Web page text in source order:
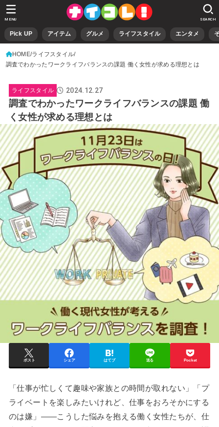
Pick UP アイテム グルメ ライフスタイル エンタメ
SEARCH
MENU
HOME ライフスタイル
調査でわかったワークライフバランスの課題 働く女性が求める理想とは
ライフスタイル 2024.12.27
調査でわかったワークライフバランスの課題 働
く女性が求める理想とは
ポスト シェア はてブ 送る Pocket
「仕事が忙しくて趣味や家族との時間が取れない」「プ
ライベートを楽しみたいけれど、仕事をおろそかにする
のは嫌」――こうした悩みを抱える働く女性たちが、仕